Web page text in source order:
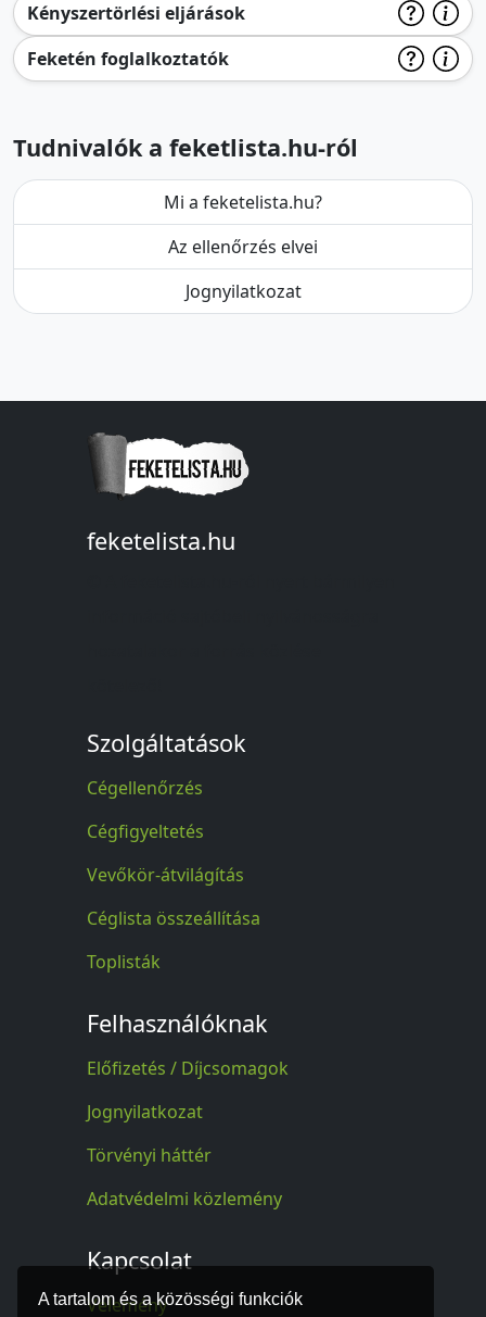
A tartalom és a közösségi funkciók
Kényszertörlési eljárások
Feketén foglalkoztatók
Tudnivalók a feketlista.hu-ról
Mi a feketelista.hu?
Az ellenőrzés elvei
Jognyilatkozat
feketelista.hu
Szolgáltatások
Cégellenőrzés
Cégfigyeltetés
Vevőkör-átvilágítás
Céglista összeállítása
Toplisták
Felhasználóknak
Előfizetés / Díjcsomagok
Jognyilatkozat
Törvényi háttér
Adatvédelmi közlemény
Kapcsolat
Vélemény